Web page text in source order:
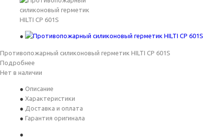
Противопожарный силиконовый герметик HILTI CP 601S
Подробнее
Нет в наличии
Описание
Характеристики
Доставка и оплата
Гарантия оригинала